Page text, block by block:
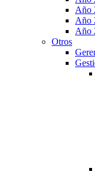
Año
Año
Año
Otros